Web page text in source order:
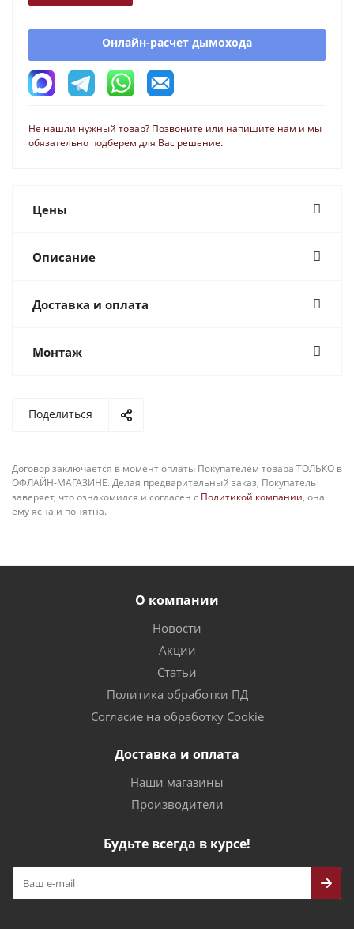
Онлайн-расчет дымохода
Не нашли нужный товар? Позвоните или напишите нам и мы
обязательно подберем для Вас решение.
Цены
Описание
Доставка и оплата
Монтаж
Поделиться
Договор заключается в момент оплаты Покупателем товара ТОЛЬКО в
ОФЛАЙН-МАГАЗИНЕ. Делая предварительный заказ, Покупатель
заверяет, что ознакомился и согласен с Политикой компании, она
ему ясна и понятна.
О компании
Новости
Акции
Статьи
Политика обработки ПД
Согласие на обработку Cookie
Доставка и оплата
Наши магазины
Производители
Будьте всегда в курсе!